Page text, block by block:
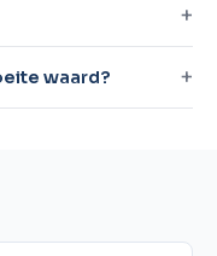
waard?